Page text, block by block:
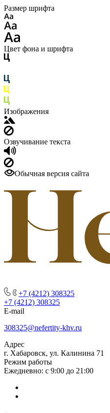
Размер шрифта
Цвет фона и шрифта
Изображения
Озвучивание текста
Обычная версия сайта
+7 (4212) 308325
+7 (4212) 308325
E-mail
308325@nefertity-khv.ru
Адрес
г. Хабаровск, ул. Калинина 71
Режим работы
Ежедневно: с 9:00 до 21:00